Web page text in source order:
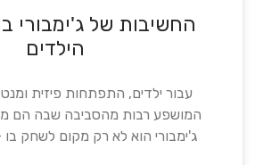
החשיבות של ג'ימבורי
הילדים
עבור ילדים, התפתחות פיזית
המושפע רבות מהסביבה שבה הם
ג'ימבורי הוא לא רק מקום לשחק בו